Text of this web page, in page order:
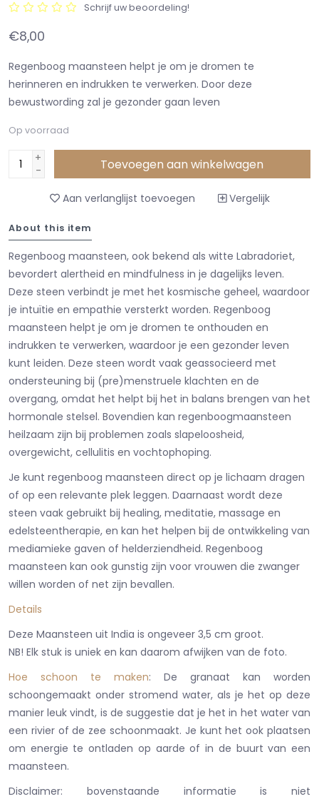
Schrijf uw beoordeling!
€8,00
Regenboog maansteen helpt je om je dromen te
herinneren en indrukken te verwerken. Door deze
bewustwording zal je gezonder gaan leven
Op voorraad
+
-
Toevoegen aan winkelwagen
Aan verlanglijst toevoegen Vergelijk
About this item
Regenboog maansteen, ook bekend als witte Labradoriet,
bevordert alertheid en mindfulness in je dagelijks leven.
Deze steen verbindt je met het kosmische geheel, waardoor
je intuïtie en empathie versterkt worden. Regenboog
maansteen helpt je om je dromen te onthouden en
indrukken te verwerken, waardoor je een gezonder leven
kunt leiden. Deze steen wordt vaak geassocieerd met
ondersteuning bij (pre)menstruele klachten en de
overgang, omdat het helpt bij het in balans brengen van het
hormonale stelsel. Bovendien kan regenboogmaansteen
heilzaam zijn bij problemen zoals slapeloosheid,
overgewicht, cellulitis en vochtophoping.
Je kunt regenboog maansteen direct op je lichaam dragen
of op een relevante plek leggen. Daarnaast wordt deze
steen vaak gebruikt bij healing, meditatie, massage en
edelsteentherapie, en kan het helpen bij de ontwikkeling van
mediamieke gaven of helderziendheid. Regenboog
maansteen kan ook gunstig zijn voor vrouwen die zwanger
willen worden of net zijn bevallen.
Details
Deze Maansteen uit India is ongeveer 3,5 cm groot.
NB! Elk stuk is uniek en kan daarom afwijken van de foto.
Hoe schoon te maken: De granaat kan worden
schoongemaakt onder stromend water, als je het op deze
manier leuk vindt, is de suggestie dat je het in het water van
een rivier of de zee schoonmaakt. Je kunt het ook plaatsen
om energie te ontladen op aarde of in de buurt van een
maansteen.
Disclaimer: bovenstaande informatie is niet